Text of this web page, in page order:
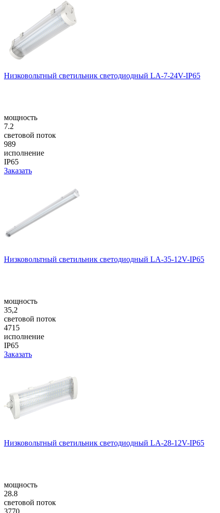
Низковольтный светильник светодиодный LA-7-24V-IP65
мощность
7.2
световой поток
989
исполнение
IP65
Заказать
Низковольтный светильник светодиодный LA-35-12V-IP65
мощность
35,2
световой поток
4715
исполнение
IP65
Заказать
Низковольтный светильник светодиодный LA-28-12V-IP65
мощность
28.8
световой поток
3770